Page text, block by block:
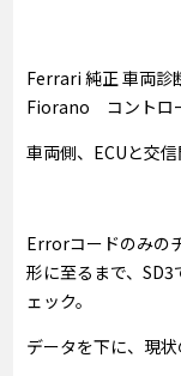
Ferrari 純正 車両診
Fiorano コントロ
車両側、ECUと交信
Errorコードのみの
形に至るまで、
ェック。
データを下に、現